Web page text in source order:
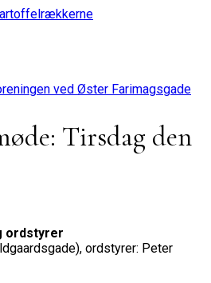
ved Øster Farimagsgade
Tirsdag den
ordstyrer
ordstyrer: Peter